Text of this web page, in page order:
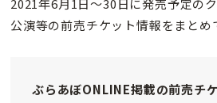
2021年6月1日～30日に発売予定の
公演等の前売チケット情報をまとめ
ぶらあぼONLINE掲載の前売チ